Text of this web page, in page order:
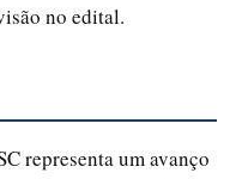
no edital.
representa um avanço